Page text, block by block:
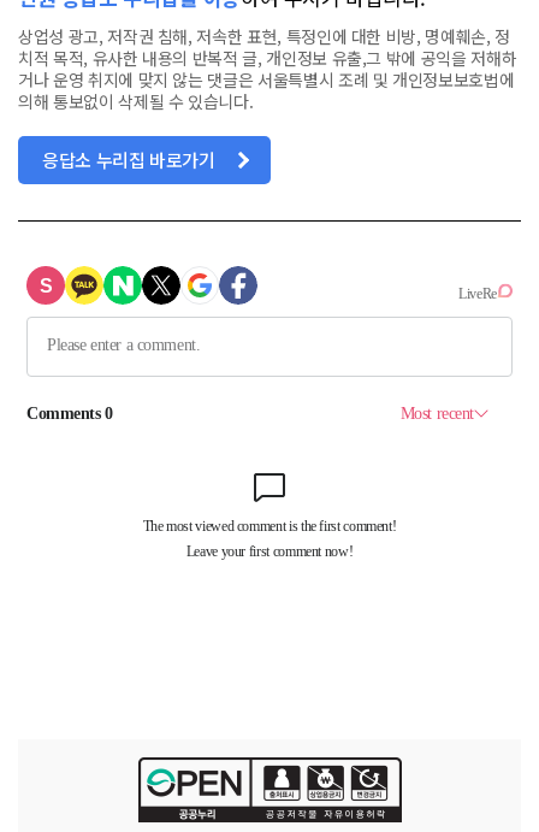
상업성 광고, 저작권 침해, 저속한 표현, 특정인에 대한 비방, 명예훼손, 정
치적 목적, 유사한 내용의 반복적 글, 개인정보 유출,그 밖에 공익을 저해하
거나 운영 취지에 맞지 않는 댓글은 서울특별시 조례 및 개인정보보호법에
의해 통보없이 삭제될 수 있습니다.
응답소 누리집 바로가기